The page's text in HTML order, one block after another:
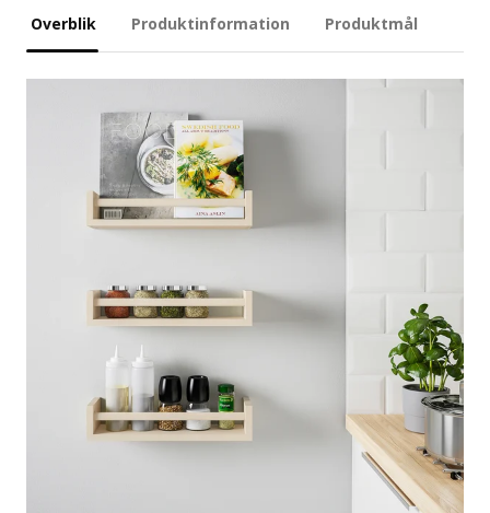
Overblik Produktinformation Produktmål